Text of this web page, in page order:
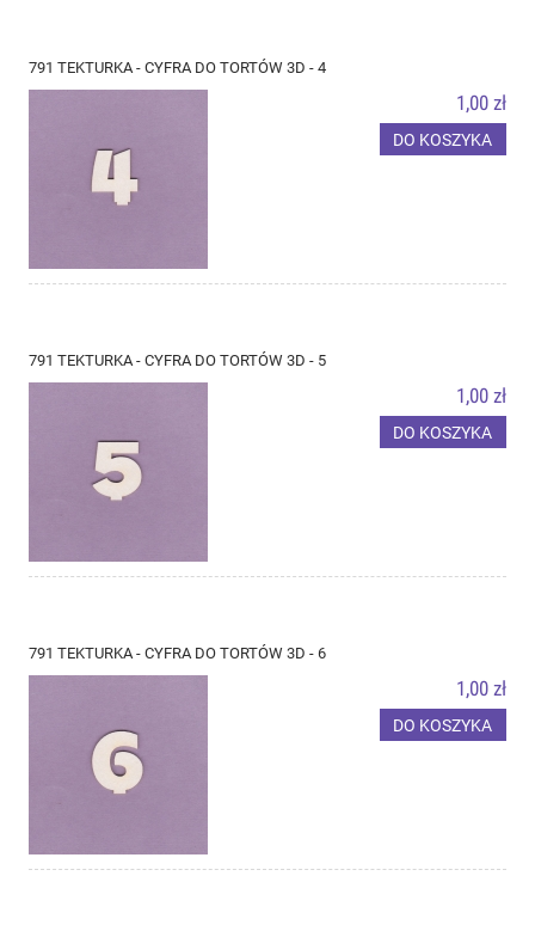
791 TEKTURKA - CYFRA DO TORTÓW 3D - 4
1,00 zł
DO KOSZYKA
791 TEKTURKA - CYFRA DO TORTÓW 3D - 5
1,00 zł
DO KOSZYKA
791 TEKTURKA - CYFRA DO TORTÓW 3D - 6
1,00 zł
DO KOSZYKA